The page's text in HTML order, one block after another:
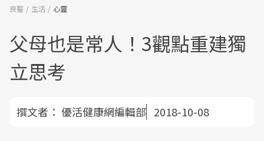
良醫 生活 心靈
父母也是常人！3觀點重建獨
立思考
撰文者： 優活健康網編輯部 2018-10-08